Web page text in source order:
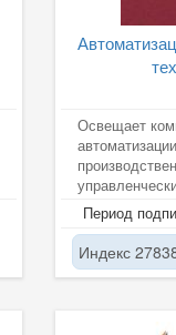
Освещает
автоматизации
основе
области
Период
Индекс